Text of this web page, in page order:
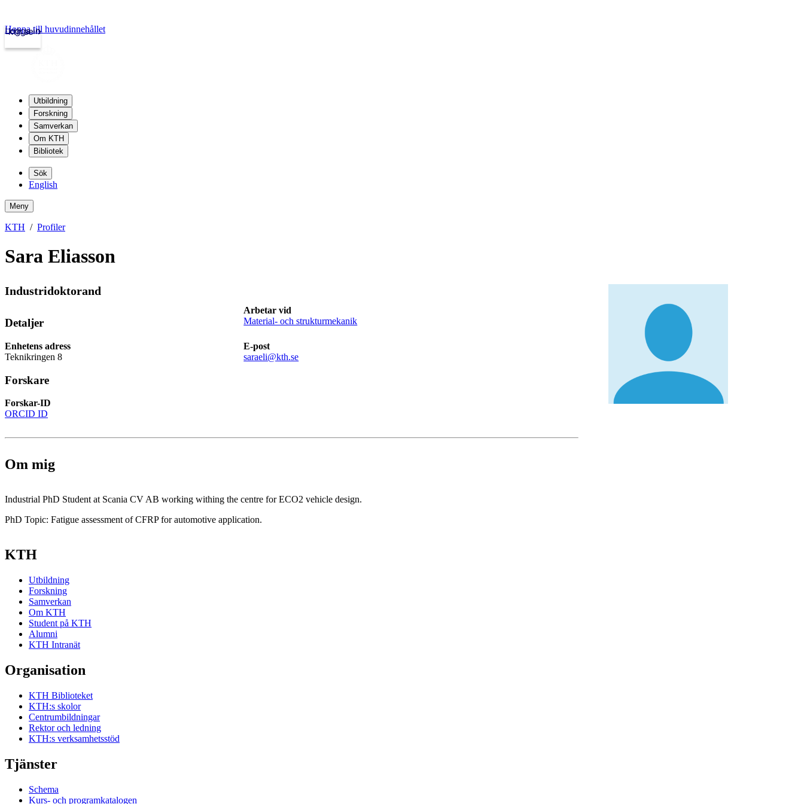
kth.se
Logga in
Hoppa till huvudinnehållet
Utbildning
Forskning
Samverkan
Om KTH
Bibliotek
Sök
English
Meny
KTH Profiler
Sara Eliasson
Industridoktorand
Detaljer
Arbetar vid
Material- och strukturmekanik
Enhetens adress
Teknikringen 8
E-post
saraeli@kth.se
Forskare
Forskar-ID
ORCID ID
Om mig
Industrial PhD Student at Scania CV AB working withing the centre for ECO2 vehicle design.
PhD Topic: Fatigue assessment of CFRP for automotive application.
KTH
Utbildning
Forskning
Samverkan
Om KTH
Student på KTH
Alumni
KTH Intranät
Organisation
KTH Biblioteket
KTH:s skolor
Centrumbildningar
Rektor och ledning
KTH:s verksamhetsstöd
Tjänster
Schema
Kurs- och programkatalogen